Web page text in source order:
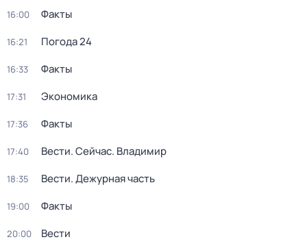
16:00 Факты
16:21 Погода 24
16:33 Факты
17:31 Экономика
17:36 Факты
17:40 Вести. Сейчас. Владимир
18:35 Вести. Дежурная часть
19:00 Факты
20:00 Вести